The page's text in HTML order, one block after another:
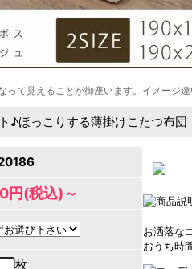
て見えることが御座います。イメージ
♪ほっこりする薄掛けこたつ布
円(税込)～
枚
お洒落な
おうち時